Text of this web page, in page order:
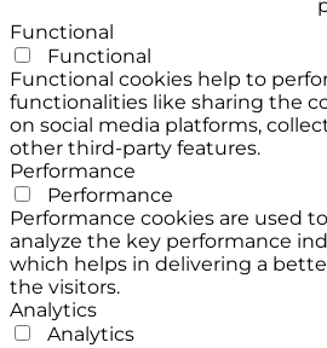
Functional
Functional
Functional cookies help to
functionalities like sharing the
on social media platforms,
other third-party features.
Performance
Performance
Performance cookies are used
analyze the key performance
which helps in delivering a
the visitors.
Analytics
Analytics